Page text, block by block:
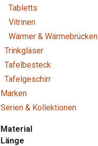
Tabletts
Vitrinen
Wärmer & Wärmebrücken
Trinkgläser
Tafelbesteck
Tafelgeschirr
Marken
Serien & Kollektionen
Material
Länge